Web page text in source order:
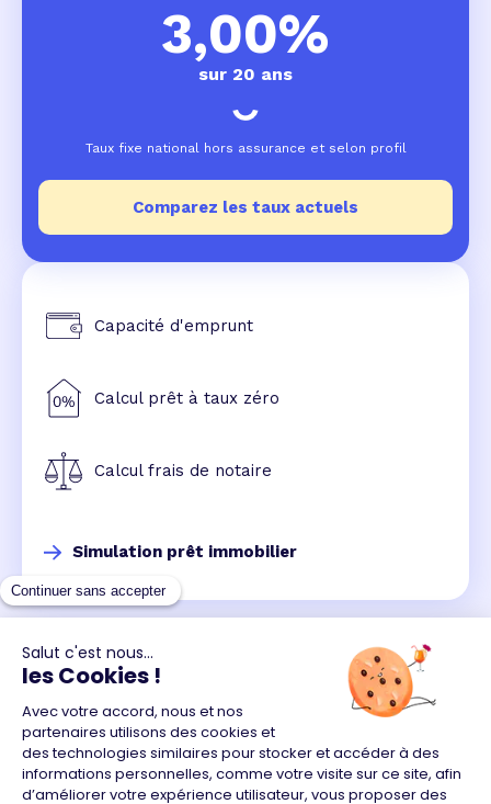
3,00%
sur 20 ans
Taux fixe national hors assurance et selon profil
Comparez les taux actuels
Capacité d'emprunt
Calcul prêt à taux zéro
Calcul frais de notaire
Simulation prêt immobilier
Un crédit vous engage et doit être remboursé.
Vérifiez vos capacités de remboursement avant de
vous engager.